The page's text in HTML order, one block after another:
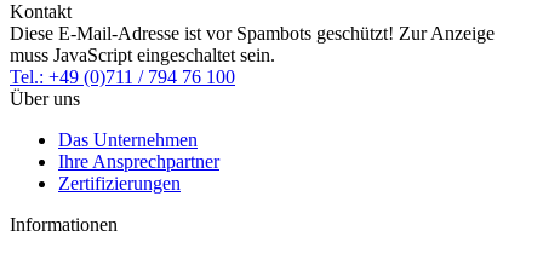
Kontakt
Diese E-Mail-Adresse ist vor Spambots geschützt! Zur Anzeige
muss JavaScript eingeschaltet sein.
Tel.: +49 (0)711 / 794 76 100
Über uns
Das Unternehmen
Ihre Ansprechpartner
Zertifizierungen
Informationen